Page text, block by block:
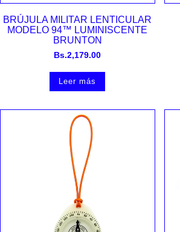
Vista rápida
BRÚJULA MILITAR LENTICULAR
MODELO 94™ LUMINISCENTE
BRUNTON
Bs.2,179.00
Leer más